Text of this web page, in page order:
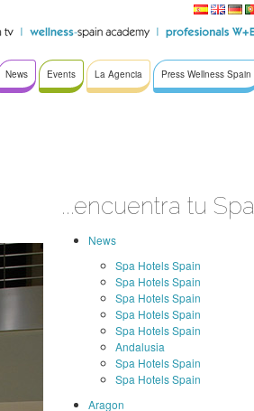
News Events La Agencia Press Wellness Spain
...encuentra tu Spa
News
Spa Hotels Spain
Spa Hotels Spain
Spa Hotels Spain
Spa Hotels Spain
Spa Hotels Spain
Andalusia
Spa Hotels Spain
Spa Hotels Spain
Aragon